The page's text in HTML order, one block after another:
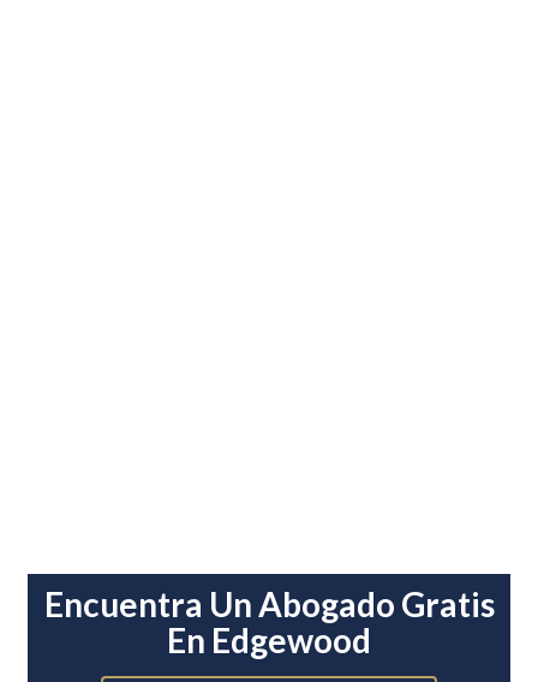
Encuentra Un Abogado Gratis
En Edgewood